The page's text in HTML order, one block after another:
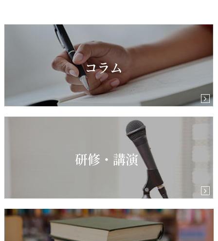
コラム
研修・講演